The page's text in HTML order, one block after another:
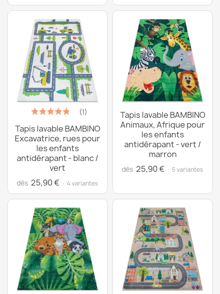
(1)
Tapis lavable BAMBINO
Excavatrice, rues pour
les enfants
antidérapant - blanc /
vert
dès 25,90 € · 4 variantes
Tapis lavable BAMBINO
Animaux, Afrique pour
les enfants
antidérapant - vert /
marron
dès 25,90 € · 5 variantes